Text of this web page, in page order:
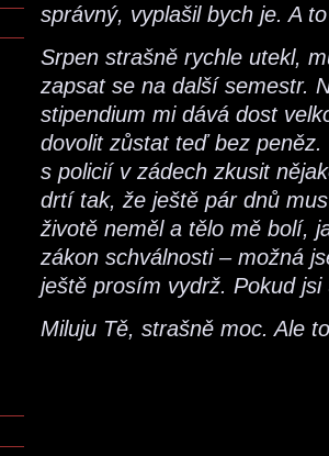
správný, vyplašil bych je. A
Srpen strašně rychle utekl,
zapsat se na další semestr.
stipendium mi dává dost
dovolit zůstat teď bez
s policií v zádech zkusit
drtí tak, že ještě pár dnů
životě neměl a tělo mě bolí,
zákon schválnosti – možná
ještě prosím vydrž. Pokud
Miluju Tě, strašně moc. Ale